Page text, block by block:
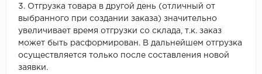
3. Отгрузка товара в другой день (отличный от
выбранного при создании заказа) значительно
увеличивает время отгрузки со склада, т.к. заказ
может быть расформирован. В дальнейшем отгрузка
осуществляется только после составления новой
заявки.